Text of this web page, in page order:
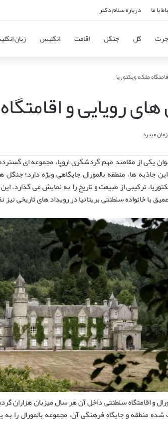
با ما درباره سلام دکتر
گل جنگل اقامت انگلیس زبان
ملکه ویکتوریا
رویایی و
یکی از مقاصد مهم گردشگری اروپا، مجموعه ای
جاذبه ها، منطقه بالمورال جایگاهی ویژه دارد؛
ترکیبی از طبیعت و تاریخ را به نمایش می گذارد.
با خانواده سلطنتی بریتانیا در رویداد های تاریخی
و اقامتگاه سلطنتی داخل آن هر سال میزبان
شده منطقه و جایگاه فرهنگی آن، مجموعه بالمورال را